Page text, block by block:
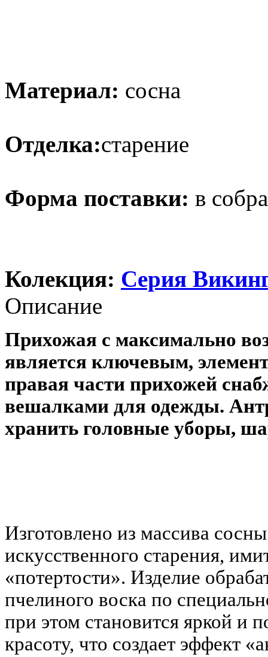
Материал: сосна
Отделка:старение
Форма поставки: в
Колекция: Серия
Описание
Прихожая с максимально
является ключевым,
правая части прихожей
вешалками для одежды.
хранить головные уборы,
Изготовлено из массива
искусственного старения,
«потертости». Изделие
пчелиного воска по
при этом становится яркой и
красоту, что создает эффект